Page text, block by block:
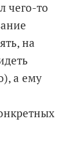
чего-то
на
а ему